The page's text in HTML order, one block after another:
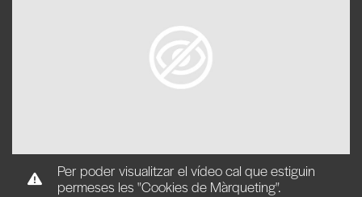
Per poder visualitzar el vídeo cal que estiguin
permeses les "Cookies de Màrqueting".